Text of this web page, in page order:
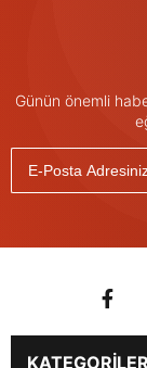
Günün önemli
KATEGORİLER